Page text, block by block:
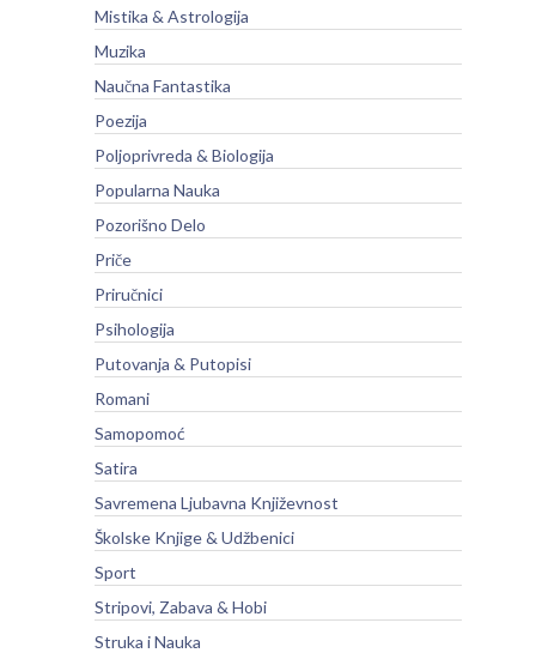
Mistika & Astrologija
Muzika
Naučna Fantastika
Poezija
Poljoprivreda & Biologija
Popularna Nauka
Pozorišno Delo
Priče
Priručnici
Psihologija
Putovanja & Putopisi
Romani
Samopomoć
Satira
Savremena Ljubavna Književnost
Školske Knjige & Udžbenici
Sport
Stripovi, Zabava & Hobi
Struka i Nauka